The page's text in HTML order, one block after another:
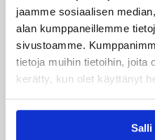
jaamme sosiaalisen
alan kumppaneillemme
sivustoamme.
tietoja muihin tietoihin, joita
kerätty, kun olet käyttänyt
Salli
Koripalloliitto
Game On –
mestariksi -
Koulutus tukee